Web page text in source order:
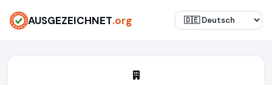
AUSGEZEICHNET.org